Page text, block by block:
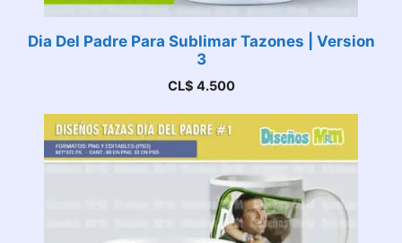
Dia Del Padre Para Sublimar Tazones | Version
3
CL$ 4.500